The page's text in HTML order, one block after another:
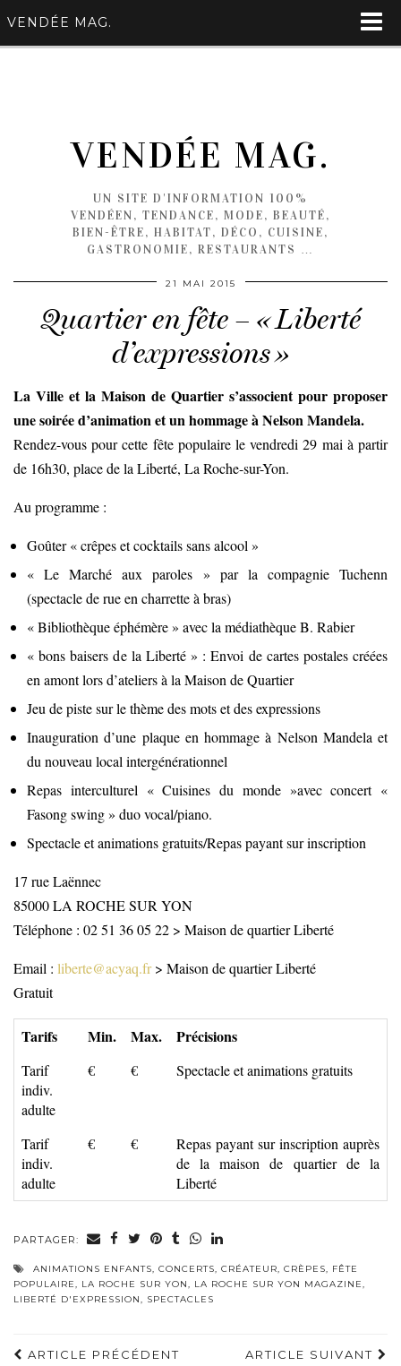
VENDÉE MAG.
VENDÉE MAG.
UN SITE D'INFORMATION 100%
VENDÉEN, TENDANCE, MODE, BEAUTÉ,
BIEN-ÊTRE, HABITAT, DÉCO, CUISINE,
GASTRONOMIE, RESTAURANTS …
21 MAI 2015
Quartier en fête – « Liberté
d’expressions »
La Ville et la Maison de Quartier s’associent pour proposer
une soirée d’animation et un hommage à Nelson Mandela.
Rendez-vous pour cette fête populaire le vendredi 29 mai à partir
de 16h30, place de la Liberté, La Roche-sur-Yon.
Au programme :
Goûter « crêpes et cocktails sans alcool »
« Le Marché aux paroles » par la compagnie Tuchenn
(spectacle de rue en charrette à bras)
« Bibliothèque éphémère » avec la médiathèque B. Rabier
« bons baisers de la Liberté » : Envoi de cartes postales créées
en amont lors d’ateliers à la Maison de Quartier
Jeu de piste sur le thème des mots et des expressions
Inauguration d’une plaque en hommage à Nelson Mandela et
du nouveau local intergénérationnel
Repas interculturel « Cuisines du monde »avec concert «
Fasong swing » duo vocal/piano.
Spectacle et animations gratuits/Repas payant sur inscription
17 rue Laënnec
85000LA ROCHE SUR YON
Téléphone : 02 51 36 05 22 > Maison de quartier Liberté
Email : liberte@acyaq.fr> Maison de quartier Liberté
Gratuit
Tarifs Min. Max. Précisions
Tarif
indiv.
adulte
€ € Spectacle et animations gratuits
Tarif
indiv.
adulte
€ €
Repas payant sur inscription auprès
de la maison de quartier de la
Liberté
PARTAGER:
ANIMATIONS ENFANTS, CONCERTS, CRÉATEUR, CRÈPES, FÊTE
POPULAIRE, LA ROCHE SUR YON, LA ROCHE SUR YON MAGAZINE,
LIBERTÉ D'EXPRESSION, SPECTACLES
ARTICLE PRÉCÉDENT ARTICLE SUIVANT